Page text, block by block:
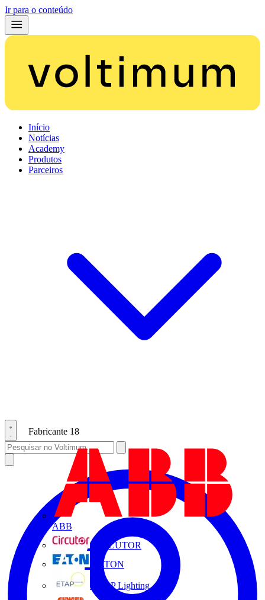
Ir para o conteúdo
Início
Notícias
Academy
Produtos
Parceiros
Fabricante 18
ABB
CIRCUTOR
EATON
ETAP Lighting